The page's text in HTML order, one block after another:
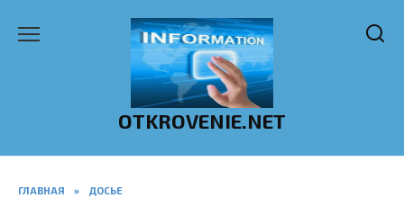
OTKROVENIE.NET
ГЛАВНАЯ » ДОСЬЕ